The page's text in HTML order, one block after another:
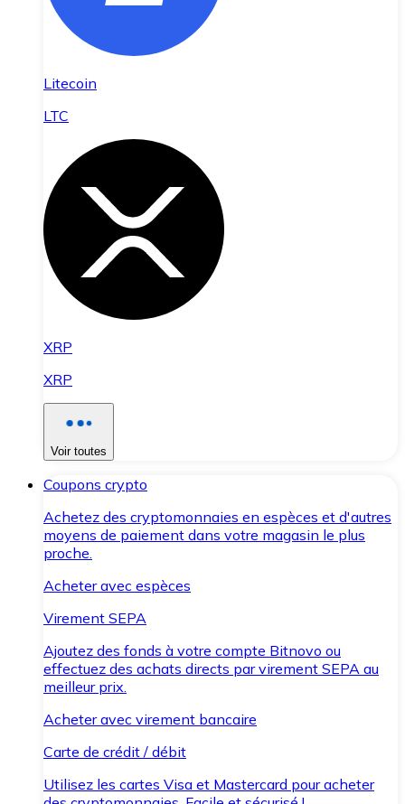
Litecoin
LTC
XRP
XRP
Voir toutes
Coupons crypto
Achetez des cryptomonnaies en espèces et d'autres
moyens de paiement dans votre magasin le plus
proche.
Acheter avec espèces
Virement SEPA
Ajoutez des fonds à votre compte Bitnovo ou
effectuez des achats directs par virement SEPA au
meilleur prix.
Acheter avec virement bancaire
Carte de crédit / débit
Utilisez les cartes Visa et Mastercard pour acheter